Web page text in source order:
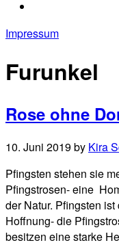
Impressum
Furunkel
Rose ohne
10. Juni 2019by Kira
Pfingsten stehen sie
Pfingstrosen- eine
der Natur. Pfingsten
Hoffnung- die
besitzen eine starke